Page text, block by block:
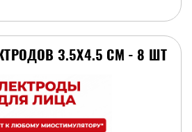
3.5Х4.5 СМ - 8 ШТ